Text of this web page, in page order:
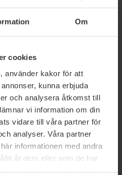
Om
cookies
, använder kakor för att
kunna erbjuda
och analysera åtkomst till
vi information om din
vidare till våra partner för
analyser. Våra partner
informationen med andra
åt dem eller som de har
användning av tjänsterna.